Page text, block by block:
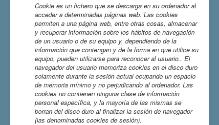
Cookie es un fichero que se descarga en su ordenador al
acceder a determinadas páginas web. Las cookies
permiten a una página web, entre otras cosas, almacenar
y recuperar información sobre los hábitos de navegación
de un usuario o de su equipo y, dependiendo de la
información que contengan y de la forma en que utilice su
equipo, pueden utilizarse para reconocer al usuario.. El
navegador del usuario memoriza cookies en el disco duro
solamente durante la sesión actual ocupando un espacio
de memoria mínimo y no perjudicando al ordenador. Las
cookies no contienen ninguna clase de información
personal específica, y la mayoría de las mismas se
borran del disco duro al finalizar la sesión de navegador
(las denominadas cookies de sesión).